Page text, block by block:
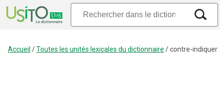
Accueil /Toutes les unités lexicales du dictionnaire /contre-indiquer